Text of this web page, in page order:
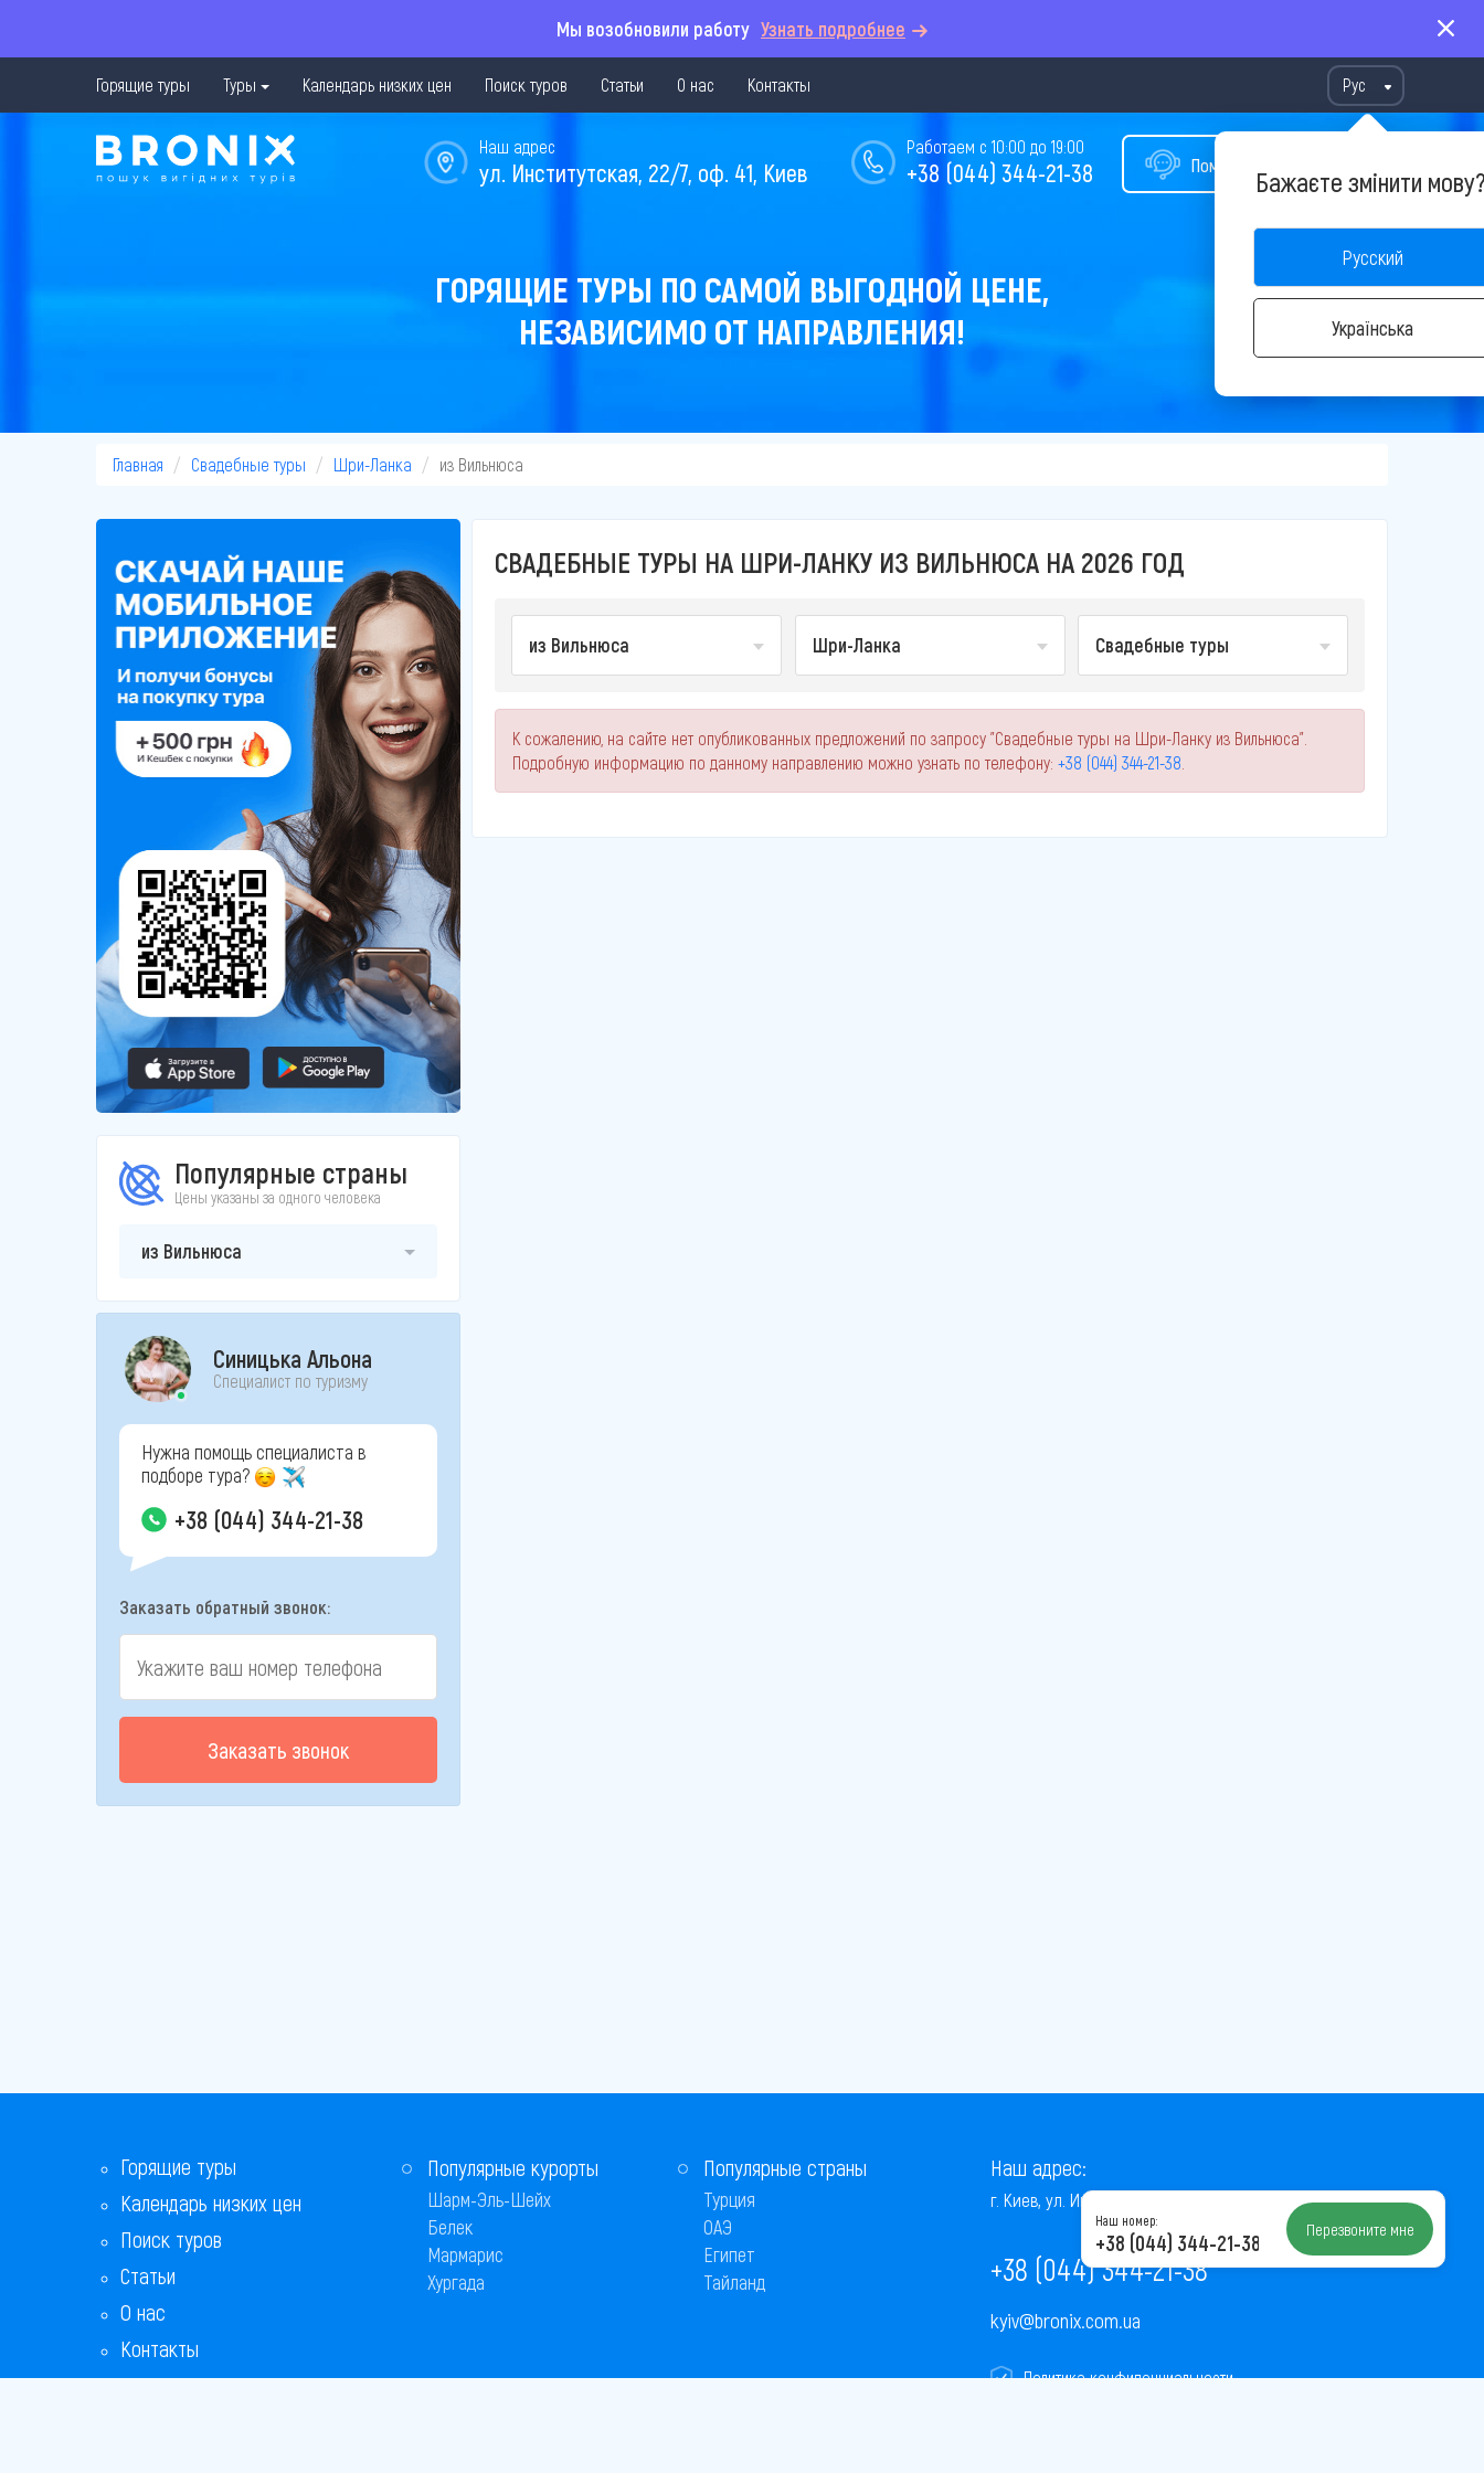
Мы возобновили работу Узнать подробнее
Горящие туры Туры Календарь низких цен Поиск туров Статьи О нас Контакты Рус
Бажаєте змінити
Русский
Українська
Помощь в подборе тура
Работаем с 10:00 до 19:00
+38 (044) 344-21-38
Наш адрес
ул. Институтская, 22/7, оф. 41, Киев
ГОРЯЩИЕ ТУРЫ ПО САМОЙ ВЫГОДНОЙ ЦЕНЕ,
НЕЗАВИСИМО ОТ НАПРАВЛЕНИЯ!
Главная Свадебные туры Шри-Ланка из Вильнюса
Популярные страны
Цены указаны за одного человека
из Вильнюса
Синицька Альона
Специалист по туризму
Нужна помощь специалиста в
подборе тура?
+38 (044) 344-21-38
Заказать обратный звонок:
Заказать звонок
СВАДЕБНЫЕ ТУРЫ НА ШРИ-ЛАНКУ ИЗ ВИЛЬНЮСА НА 2026 ГОД
из Вильнюса Шри-Ланка Свадебные туры
К сожалению, на сайте нет опубликованных предложений по запросу "Свадебные туры на Шри-Ланку из Вильнюса".
Подробную информацию по данному направлению можно узнать по телефону: +38 (044) 344-21-38
Горящие туры
Календарь низких цен
Поиск туров
Статьи
О нас
Контакты
Бонусная программа
Популярные курорты
Шарм-Эль-Шейх
Белек
Мармарис
Хургада
Популярные страны
Турция
ОАЭ
Египет
Тайланд
Наш адрес:
г. Киев, ул. Институтская, 22/7, оф. 41
+38 (044) 344-21-38
kyiv@bronix.com.ua
Политика конфиденциальности
Наш номер:
+38 (044) 344-21-38 Перезвоните мне